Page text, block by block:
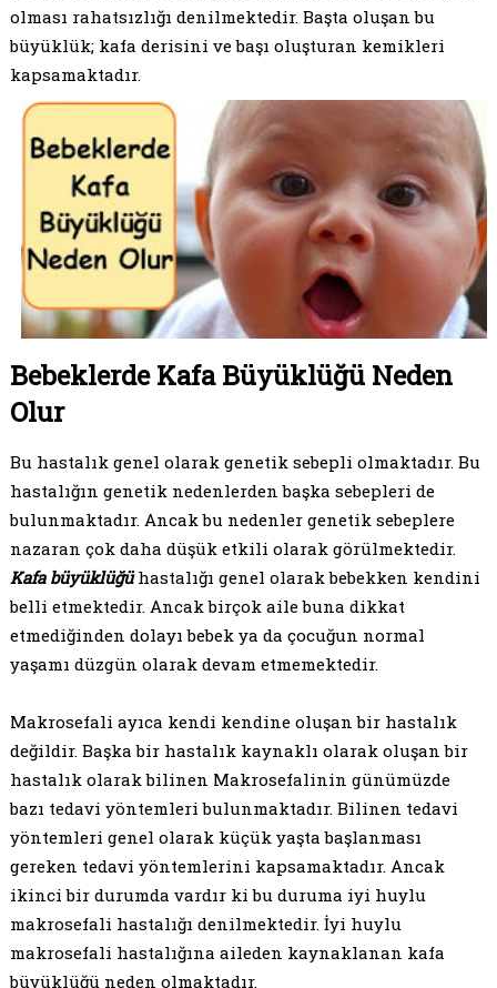
olması rahatsızlığı denilmektedir. Başta oluşan bu
büyüklük; kafa derisini ve başı oluşturan kemikleri
kapsamaktadır.
Bebeklerde Kafa Büyüklüğü Neden
Olur
Bu hastalık genel olarak genetik sebepli olmaktadır. Bu
hastalığın genetik nedenlerden başka sebepleri de
bulunmaktadır. Ancak bu nedenler genetik sebeplere
nazaran çok daha düşük etkili olarak görülmektedir.
Kafa büyüklüğühastalığı genel olarak bebekken kendini
belli etmektedir. Ancak birçok aile buna dikkat
etmediğinden dolayı bebek ya da çocuğun normal
yaşamı düzgün olarak devam etmemektedir.
Makrosefali ayıca kendi kendine oluşan bir hastalık
değildir. Başka bir hastalık kaynaklı olarak oluşan bir
hastalık olarak bilinen Makrosefalinin günümüzde
bazı tedavi yöntemleri bulunmaktadır. Bilinen tedavi
yöntemleri genel olarak küçük yaşta başlanması
gereken tedavi yöntemlerini kapsamaktadır. Ancak
ikinci bir durumda vardır ki bu duruma iyi huylu
makrosefali hastalığı denilmektedir. İyi huylu
makrosefali hastalığına aileden kaynaklanan kafa
büyüklüğü neden olmaktadır.